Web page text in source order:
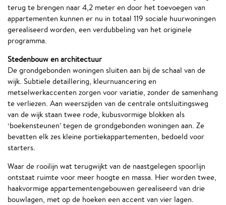
terug te brengen naar 4,2 meter en door het toevoegen van
appartementen kunnen er nu in totaal 119 sociale huurwoningen
gerealiseerd worden, een verdubbeling van het originele
programma.
Stedenbouw en architectuur
De grondgebonden woningen sluiten aan bij de schaal van de
wijk. Subtiele detaillering, kleurnuancering en
metselwerkaccenten zorgen voor variatie, zonder de samenhang
te verliezen. Aan weerszijden van de centrale ontsluitingsweg
van de wijk staan twee rode, kubusvormige blokken als
‘boekensteunen’ tegen de grondgebonden woningen aan. Ze
bevatten elk zes kleine portiekappartementen, bedoeld voor
starters.
Waar de rooilijn wat terugwijkt van de naastgelegen spoorlijn
ontstaat ruimte voor meer hoogte en massa. Hier worden twee,
haakvormige appartementengebouwen gerealiseerd van drie
bouwlagen, met op de hoeken een accent van vier lagen.